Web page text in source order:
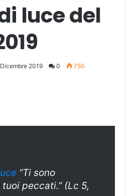
luce del
2019 0
750
“Ti sono
peccati.” (Lc 5,